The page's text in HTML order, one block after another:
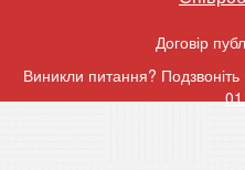
Договір
Виникли питання?